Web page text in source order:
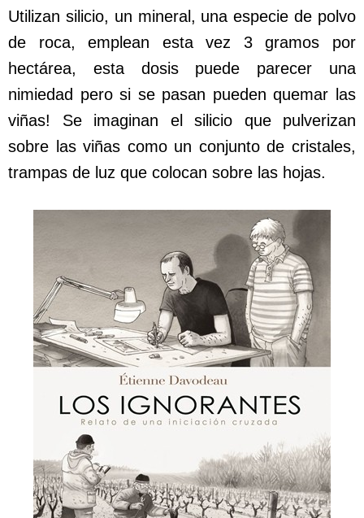
Utilizan silicio, un mineral, una especie de polvo
de roca, emplean esta vez 3 gramos por
hectárea, esta dosis puede parecer una
nimiedad pero si se pasan pueden quemar las
viñas! Se imaginan el silicio que pulverizan
sobre las viñas como un conjunto de cristales,
trampas de luz que colocan sobre las hojas.